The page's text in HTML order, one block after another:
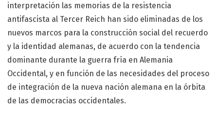
interpretación las memorias de la resistencia
antifascista al Tercer Reich han sido eliminadas de los
nuevos marcos para la construcción social del recuerdo
y la identidad alemanas, de acuerdo con la tendencia
dominante durante la guerra fría en Alemania
Occidental, y en función de las necesidades del proceso
de integración de la nueva nación alemana en la órbita
de las democracias occidentales.